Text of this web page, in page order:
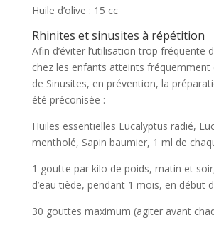
Huile d’olive : 15 cc
Rhinites et sinusites à répétition
Afin d’éviter l’utilisation trop fréquente
chez les enfants atteints fréquemment
de Sinusites, en prévention, la
été préconisée :
Huiles essentielles Eucalyptus radié,
mentholé, Sapin baumier, 1 ml de
1 goutte par kilo de poids, matin et
d’eau tiède, pendant 1 mois, en début
30 gouttes maximum (agiter avant